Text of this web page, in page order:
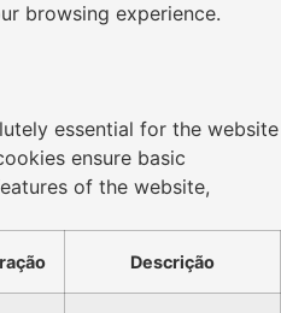
browsing experience.
essential for the website
ensure basic
of the website,
Descrição